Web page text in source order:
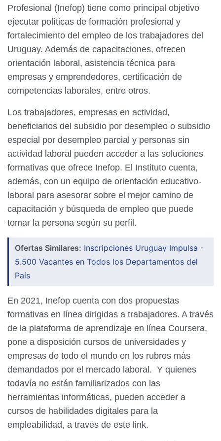
Profesional (Inefop) tiene como principal objetivo
ejecutar políticas de formación profesional y
fortalecimiento del empleo de los trabajadores del
Uruguay. Además de capacitaciones, ofrecen
orientación laboral, asistencia técnica para
empresas y emprendedores, certificación de
competencias laborales, entre otros.
Los trabajadores, empresas en actividad,
beneficiarios del subsidio por desempleo o subsidio
especial por desempleo parcial y personas sin
actividad laboral pueden acceder a las soluciones
formativas que ofrece Inefop. El Instituto cuenta,
además, con un equipo de orientación educativo-
laboral para asesorar sobre el mejor camino de
capacitación y búsqueda de empleo que puede
tomar la persona según su perfil.
Ofertas Similares: Inscripciones Uruguay Impulsa -
5.500 Vacantes en Todos los Departamentos del
País
En 2021, Inefop cuenta con dos propuestas
formativas en línea dirigidas a trabajadores. A través
de la plataforma de aprendizaje en línea Coursera,
pone a disposición cursos de universidades y
empresas de todo el mundo en los rubros más
demandados por el mercado laboral. Y quienes
todavía no están familiarizados con las
herramientas informáticas, pueden acceder a
cursos de habilidades digitales para la
empleabilidad, a través de este link.